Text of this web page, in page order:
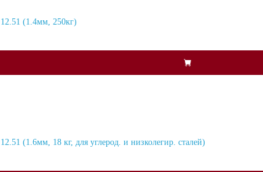
(1.4мм, 250кг)
(1.6мм, 18 кг, для углерод. и низколегир. сталей)